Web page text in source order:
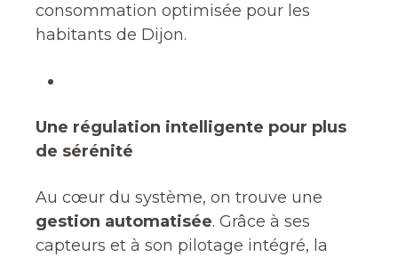
consommation optimisée pour les
habitants de Dijon.
Une régulation intelligente pour plus
de sérénité
Au cœur du système, on trouve une
gestion automatisée. Grâce à ses
capteurs et à son pilotage intégré, la